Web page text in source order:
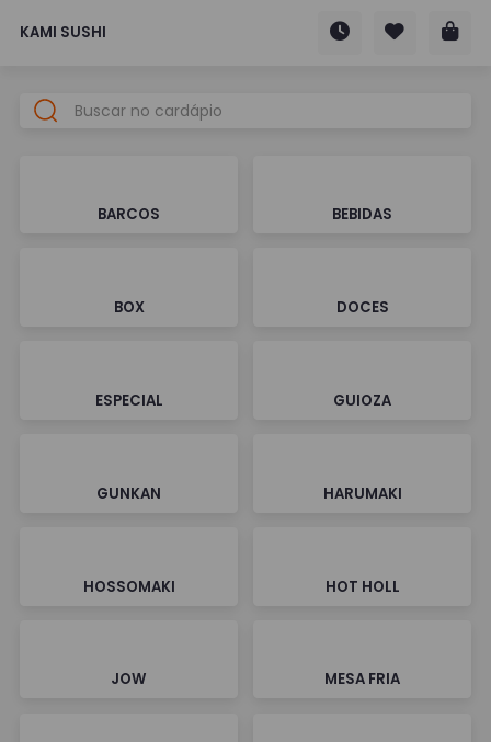
KAMI SUSHI
BARCOS BEBIDAS
BOX DOCES
ESPECIAL GUIOZA
GUNKAN HARUMAKI
HOSSOMAKI HOT HOLL
JOW MESA FRIA